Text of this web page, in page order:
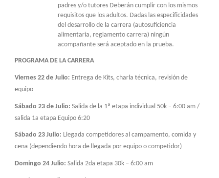
padres y/o tutores Deberán cumplir con los mismos
requisitos que los adultos. Dadas las especificidades
del desarrollo de la carrera (autosuficiencia
alimentaria, reglamento carrera) ningún
acompañante será aceptado en la prueba.
PROGRAMA DE LA CARRERA
Viernes 22 de Julio: Entrega de Kits, charla técnica, revisión de
equipo
Sábado 23 de Julio: Salida de la 1ª etapa individual 50k – 6:00 am /
salida 1a etapa Equipo 6:20
Sábado 23 Julio: Llegada competidores al campamento, comida y
cena (dependiendo hora de llegada por equipo o competidor)
Domingo 24 Julio: Salida 2da etapa 30k – 6:00 am